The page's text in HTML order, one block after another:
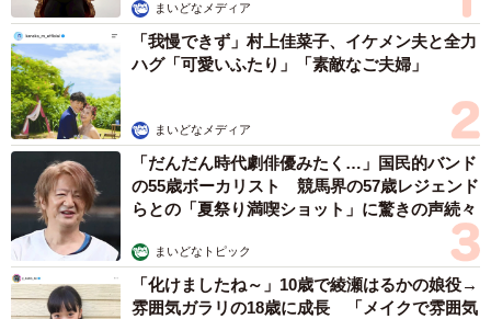
まいどなメディア
「我慢できず」村上佳菜子、イケメン夫と全力
ハグ「可愛いふたり」「素敵なご夫婦」
まいどなメディア
「だんだん時代劇俳優みたく…」国民的バンド
の55歳ボーカリスト 競馬界の57歳レジェンド
らとの「夏祭り満喫ショット」に驚きの声続々
まいどなトピック
「化けましたね～」10歳で綾瀬はるかの娘役→
雰囲気ガラリの18歳に成長 「メイクで雰囲気